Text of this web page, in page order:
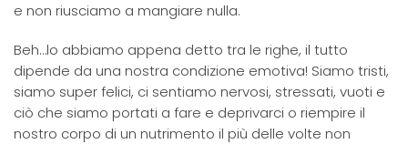
e non riusciamo a mangiare nulla.
Beh…lo abbiamo appena detto tra le righe, il tutto
dipende da una nostra condizione emotiva! Siamo tristi,
siamo super felici, ci sentiamo nervosi, stressati, vuoti e
ciò che siamo portati a fare e deprivarci o riempire il
nostro corpo di un nutrimento il più delle volte non